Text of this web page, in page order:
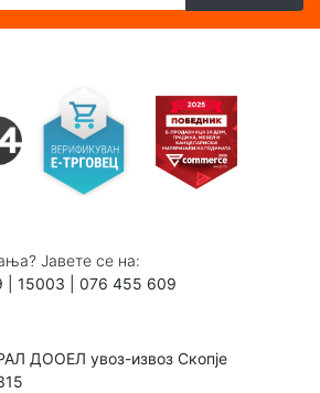
Јавете се на:
15003 076 455 609
ДООЕЛ увоз-извоз Скопје